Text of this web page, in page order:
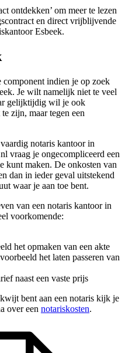
ontdekken’ om meer te lezen
en direct vrijblijvende
Esbeek.
component indien je op zoek
Je wilt namelijk niet te veel
gelijktijdig wil je ook
zijn, maar tegen een
notaris kantoor in
vraag je ongecompliceerd een
kunt maken. De onkosten van
dan in ieder geval uitstekend
waar je aan toe bent.
van een notaris kantoor in
voorkomende:
het opmaken van een akte
het laten passeren van
naast een vaste prijs
bent aan een notaris kijk je
over een notariskosten.